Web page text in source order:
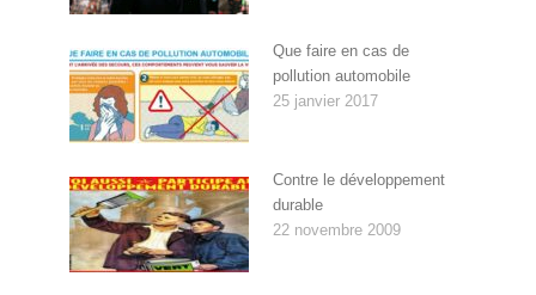
Que faire en cas de
pollution automobile
25 janvier 2017
Contre le développement
durable
22 novembre 2009